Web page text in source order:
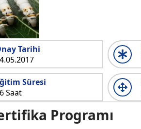
Tarihi
Süresi
Saat
Programı